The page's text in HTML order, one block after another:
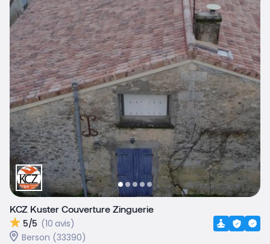
KCZ Kuster Couverture Zinguerie
5/5 (10 avis)
Berson (33390)